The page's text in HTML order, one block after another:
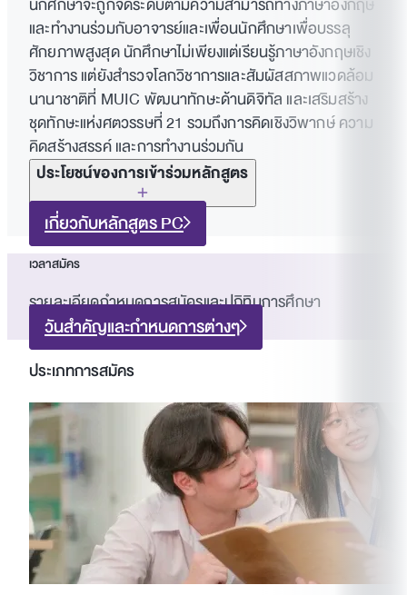
และทำงานร่วมกับอาจารย์และเพื่อนนักศึกษาเพื่อบรรลุ
ศักยภาพสูงสุด นักศึกษาไม่เพียงแต่เรียนรู้ภาษาอังกฤษเชิง
วิชาการ แต่ยังสำรวจโลกวิชาการและสัมผัสสภาพแวดล้อม
นานาชาติที่ MUIC พัฒนาทักษะด้านดิจิทัล และเสริมสร้าง
ชุดทักษะแห่งศตวรรษที่ 21 รวมถึงการคิดเชิงวิพากษ์ ความ
คิดสร้างสรรค์ และการทำงานร่วมกัน
ประโยชน์ของการเข้าร่วมหลักสูตร
ปลดปล่อยศักยภาพของคุณ
พัฒนาทักษะภาษาอังกฤษเชิงวิชาการ
เสริมสร้างความเป็นเลิศด้านการสื่อสาร
เพิ่มพูนมุมมองผ่านประสบการณ์การศึกษาเชิง
วิชาการและนานาชาติ
เกี่ยวกับหลักสูตร PC
เวลาสมัคร
รายละเอียดกำหนดการสมัครและปฏิทินการศึกษา
วันสำคัญและกำหนดการต่างๆ
ประเภทการสมัคร